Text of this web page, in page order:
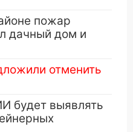
пожар
дачный дом и
отменить
будет выявлять